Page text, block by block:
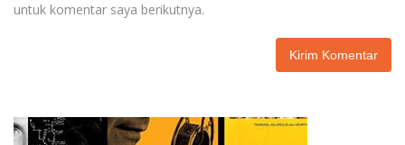
untuk komentar saya berikutnya.